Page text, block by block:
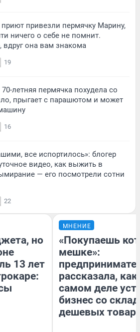
привезли пермячку Марину,
ничего о себе не помнит.
вдруг она вам знакома
19
70-летняя пермячка похудела со
прыгает с парашютом и может
16
все испортилось»: блогер
видео, как выжить в
— его посмотрели сотни
22
но
13 лет
МНЕНИЕ
«Покупаешь
мешке»:
рассказала, как
самом деле
бизнес со
дешевых